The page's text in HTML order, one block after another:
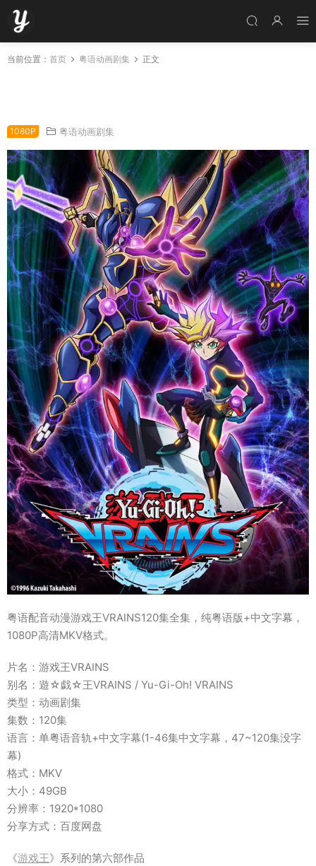
当前位置： 首页 粤语动画剧集 正文
1080P 粤语动画剧集
粤语配音动漫游戏王VRAINS120集全集，纯粤语版+中文字幕，
1080P高清MKV格式。
片名：游戏王VRAINS
别名：遊☆戯☆王VRAINS / Yu-Gi-Oh! VRAINS
类型：动画剧集
集数：120集
语言：单粤语音轨+中文字幕(1-46集中文字幕，47~120集没字
幕)
格式：MKV
大小：49GB
分辨率：1920*1080
分享方式：百度网盘
《游戏王》系列的第六部作品